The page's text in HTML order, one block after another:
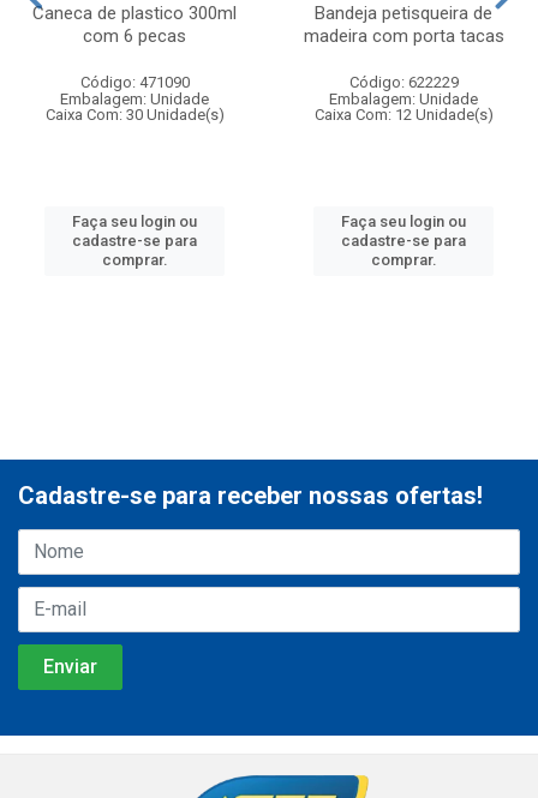
Caneca de plastico 300ml
com 6 pecas
Código: 471090
Embalagem: Unidade
Caixa Com: 30 Unidade(s)
Faça seu login ou
cadastre-se para
comprar.
Bandeja petisqueira de
madeira com porta tacas
Código: 622229
Embalagem: Unidade
Caixa Com: 12 Unidade(s)
Faça seu login ou
cadastre-se para
comprar.
Cadastre-se para receber nossas ofertas!